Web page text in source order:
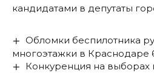
кандидатами в депутаты
Обломки беспилотника
многоэтажки в Краснодаре
Конкуренция на выборах